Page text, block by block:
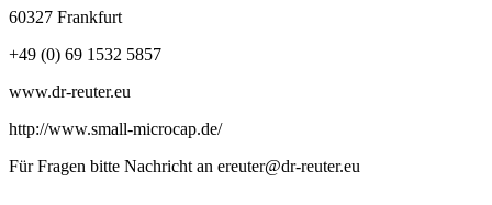
60327 Frankfurt
+49 (0) 69 1532 5857
www.dr-reuter.eu
http://www.small-microcap.de/
Für Fragen bitte Nachricht an ereuter@dr-reuter.eu